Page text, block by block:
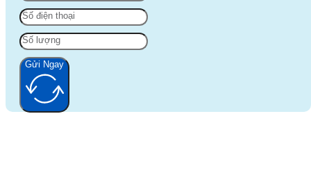
Gửi Ngay